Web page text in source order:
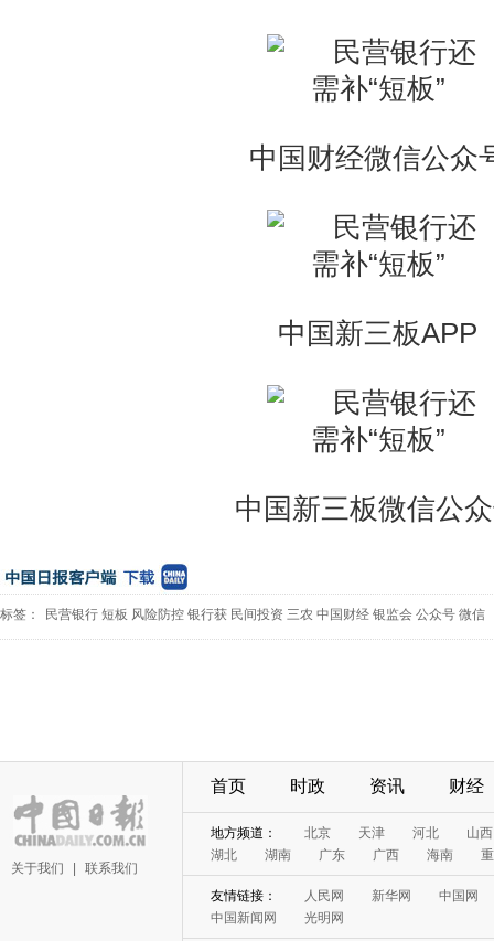
中国财经微信公众
中国新三板APP
中国新三板微信公
标签： 民营银行 短板 风险防控 银行获 民间投资 三农 中国财经 银监会 公众号 微信
关于我们 联系我们
首页 时政 资讯 财经
地方频道： 北京 天津 河北
山西
湖北
湖南 广东 广西 海南
友情链接： 人民网 新华网
中国网
中国新闻网
光明网